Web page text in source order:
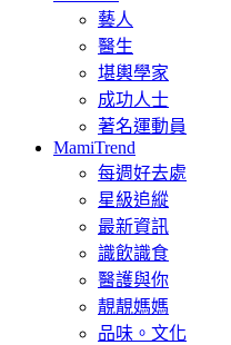
藝人
醫生
堪輿學家
成功人士
著名運動員
MamiTrend
每週好去處
星級追縱
最新資訊
識飲識食
醫護與你
靚靚媽媽
品味。文化